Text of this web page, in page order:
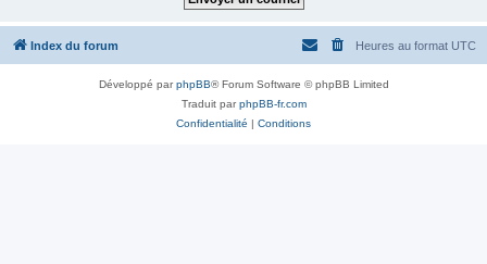
Index du forum Heures au format UTC
Développé parphpBB® Forum Software © phpBB Limited
Traduit parphpBB-fr.com
Confidentialité | Conditions